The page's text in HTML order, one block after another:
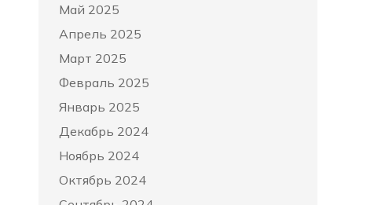
Май 2025
Апрель 2025
Март 2025
Февраль 2025
Январь 2025
Декабрь 2024
Ноябрь 2024
Октябрь 2024